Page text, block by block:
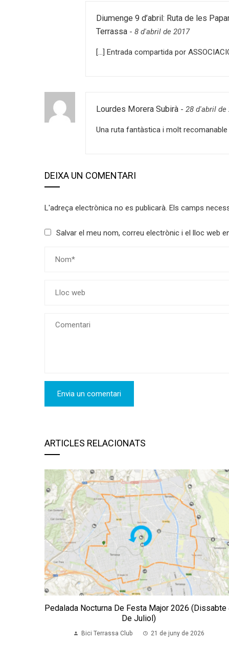
Diumenge 9 d’abril: Ruta de les
Terrassa - 8 d'abril de 2017
[…] Entrada compartida por
Lourdes Morera Subirà - 28 d'abril de
Una ruta fantàstica i molt
DEIXA UN COMENTARI
L'adreça electrònica no es publicarà. Els camps
Salvar el meu nom, correu electrònic i el lloc web
ARTICLES RELACIONATS
Pedalada Nocturna De Festa Major 2026 (dissabte
De Juliol)
Bici Terrassa Club 21 de juny de 2026